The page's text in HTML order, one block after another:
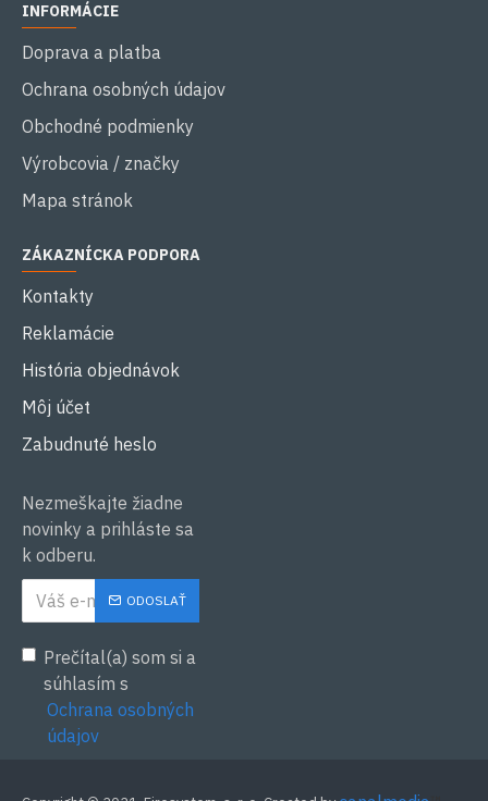
INFORMÁCIE
Doprava a platba
Ochrana osobných údajov
Obchodné podmienky
Výrobcovia / značky
Mapa stránok
ZÁKAZNÍCKA PODPORA
Kontakty
Reklamácie
História objednávok
Môj účet
Zabudnuté heslo
Nezmeškajte žiadne
novinky a prihláste sa
k odberu.
ODOSLAŤ
Prečítal(a) som si a
súhlasím s
Ochrana osobných
údajov